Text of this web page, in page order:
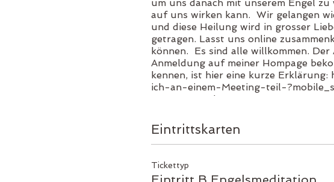
um uns danach mit unserem Engel
auf uns wirken kann. Wir gelangen
und diese Heilung wird in grosser
getragen. Lasst uns online
können. Es sind alle willkommen.
Anmeldung auf meiner Hompage
kennen, ist hier eine kurze
ich-an-einem-Meeting-teil-
648 77 65 oder EBAN: CH 35 0070
Eintrittskarten
Tickettyp